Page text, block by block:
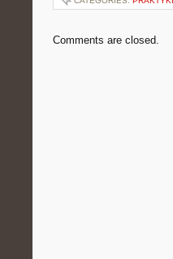
Comments are closed.